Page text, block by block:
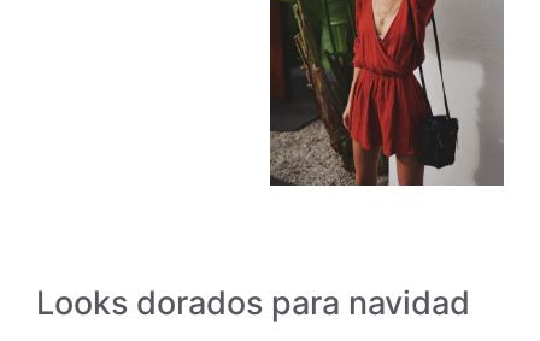
Looks dorados para navidad